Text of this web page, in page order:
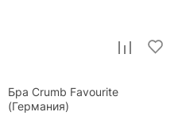
Бра Crumb Favourite
(Германия)